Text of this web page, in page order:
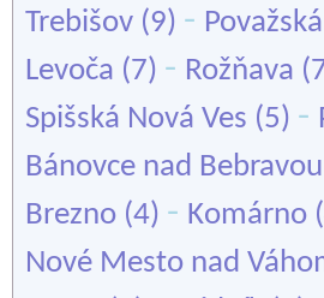
Trebišov (9) -
Levoča (7) - Rožňava
Spišská Nová Ves (5) -
Bánovce nad Bebravou
Brezno (4) - Komárno
Nové Mesto nad